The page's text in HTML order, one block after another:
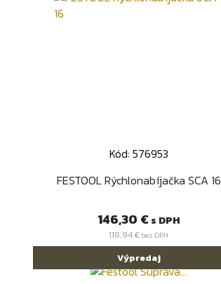
Kód: 576953
FESTOOL Rýchlonabíjačka SCA 16
Cena
146,30 € s DPH
118,94 € bez DPH
Rýchly náhľad
Výpredaj